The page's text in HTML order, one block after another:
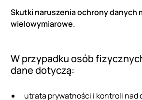
Skutki naruszenia ochrony danych
wielowymiarowe.
W przypadku osób
dane dotyczą:
utrata prywatności i kontroli nad